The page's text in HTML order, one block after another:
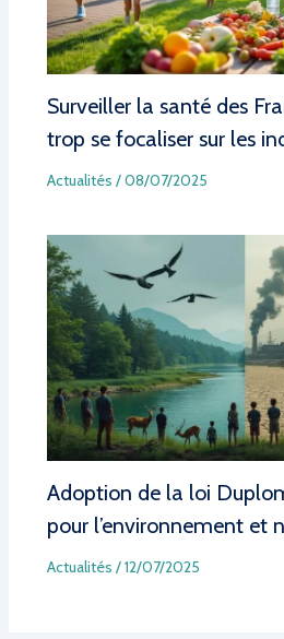
Surveiller la santé des
trop se focaliser sur les
Actualités /08/07/2025
Adoption de la loi
pour l’environnement et
Actualités /12/07/2025